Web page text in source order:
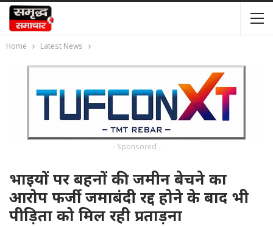
Home Latest News
- Sponsored -
भाइयों पर बहनों की जमीन बेचने का
आरोप फर्जी जमाबंदी रद्द होने के बाद भी
पीड़िता को मिल रही प्रताड़ना